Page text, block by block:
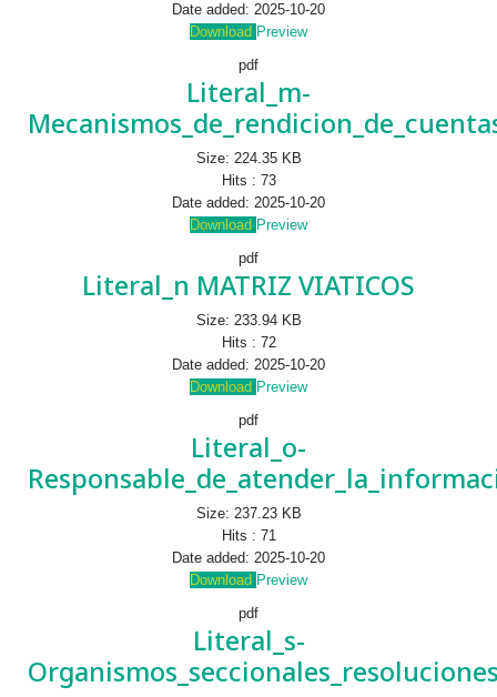
Date added: 2025-10-20
Download Preview
pdf
Literal_m-
Size: 224.35 KB
Hits : 73
Date added: 2025-10-20
Download Preview
pdf
Literal_n MATRIZ VIATICOS
Size: 233.94 KB
Hits : 72
Date added: 2025-10-20
Download Preview
pdf
Literal_o-
Size: 237.23 KB
Hits : 71
Date added: 2025-10-20
Download Preview
pdf
Literal_s-